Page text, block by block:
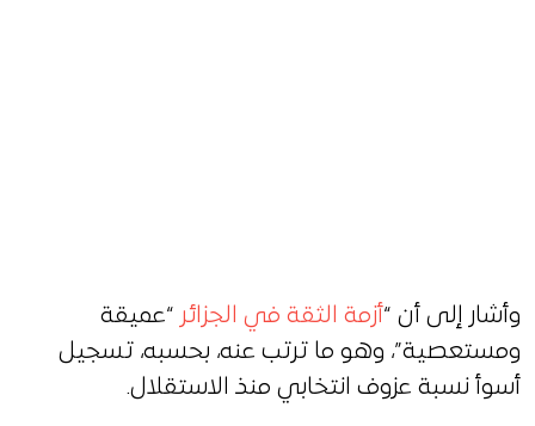
وأشار إلى أن “أزمة الثقة في الجزائر “عميقة
ومستعصية”، وهو ما ترتب عنه، بحسبه، تسجيل
أسوأ نسبة عزوف انتخابي منذ الاستقلال.